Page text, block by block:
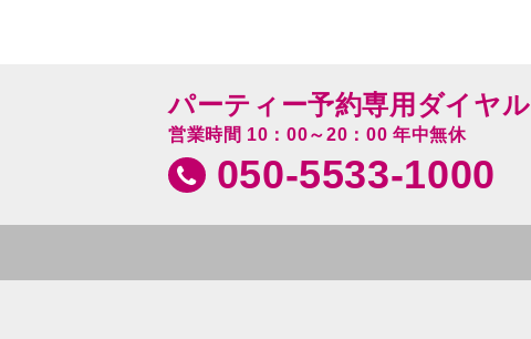
パーティー予約専用ダイヤル
営業時間 10：00～20：00 年中無休
050-5533-1000